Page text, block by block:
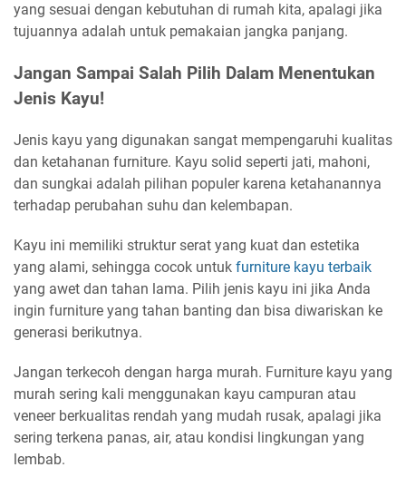
yang sesuai dengan kebutuhan di rumah kita, apalagi jika
tujuannya adalah untuk pemakaian jangka panjang.
Jangan Sampai Salah Pilih Dalam Menentukan
Jenis Kayu!
Jenis kayu yang digunakan sangat mempengaruhi kualitas
dan ketahanan furniture. Kayu solid seperti jati, mahoni,
dan sungkai adalah pilihan populer karena ketahanannya
terhadap perubahan suhu dan kelembapan.
Kayu ini memiliki struktur serat yang kuat dan estetika
yang alami, sehingga cocok untuk furniture kayu terbaik
yang awet dan tahan lama. Pilih jenis kayu ini jika Anda
ingin furniture yang tahan banting dan bisa diwariskan ke
generasi berikutnya.
Jangan terkecoh dengan harga murah. Furniture kayu yang
murah sering kali menggunakan kayu campuran atau
veneer berkualitas rendah yang mudah rusak, apalagi jika
sering terkena panas, air, atau kondisi lingkungan yang
lembab.